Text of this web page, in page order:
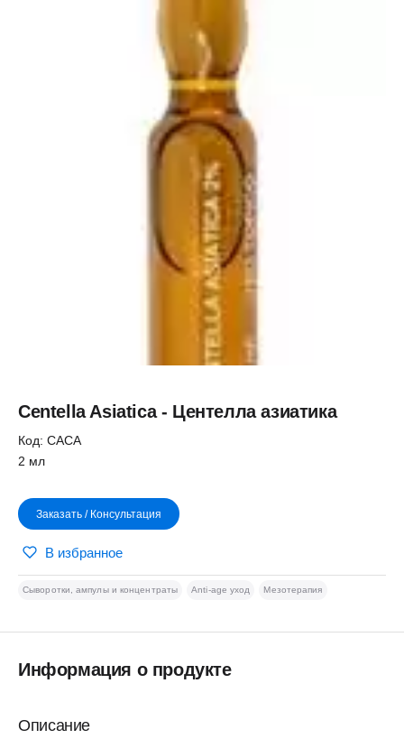
Centella Asiatica - Центелла азиатика
Код: CACA
2 мл
Заказать / Консультация
В избранное
Сыворотки, ампулы и концентраты Anti-age уход Мезотерапия
Информация о продукте
Описание